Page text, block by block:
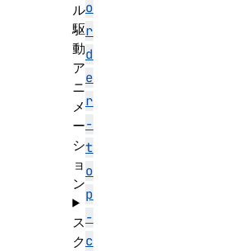
o
r
d
e
r
-
t
o
p
-
c
ル
駆
動
ア
ニ
メ
ー
シ
ョ
ン
ス
ク